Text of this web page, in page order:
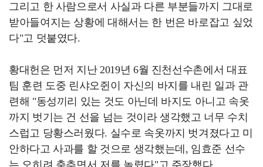
그리고 한 사람으로서 사실과 다른 부분들까지 그대로
받아들여지는 상황에 대해서는 한 번은 바로잡고 싶었
다"고 덧붙였다.
황대헌은 먼저 지난 2019년 6월 진천선수촌에서 대표
팀 훈련 도중 린샤오쥔이 자신의 바지를 내린 일과 관
련해 "동성끼리 있는 것도 아닌데 바지도 아니고 속옷
까지 벗기는 건 선을 넘는 것이라 생각했고 너무 수치
스럽고 당황스러웠다. 실수로 속옷까지 벗겨졌다고 미
안하다고 사과를 할 것으로 생각했는데, 임효준 선수